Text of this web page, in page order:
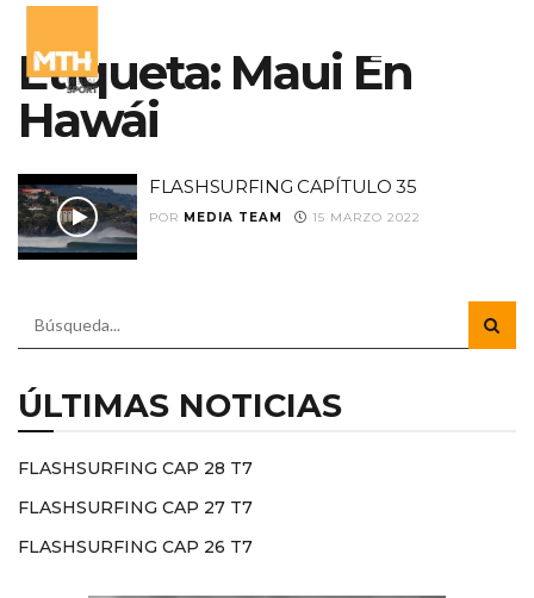
Etiqueta: Maui En
Hawái
FLASHSURFING CAPÍTULO 35
POR MEDIA TEAM 15 MARZO 2022
ÚLTIMAS NOTICIAS
FLASHSURFING CAP 28 T7
FLASHSURFING CAP 27 T7
FLASHSURFING CAP 26 T7